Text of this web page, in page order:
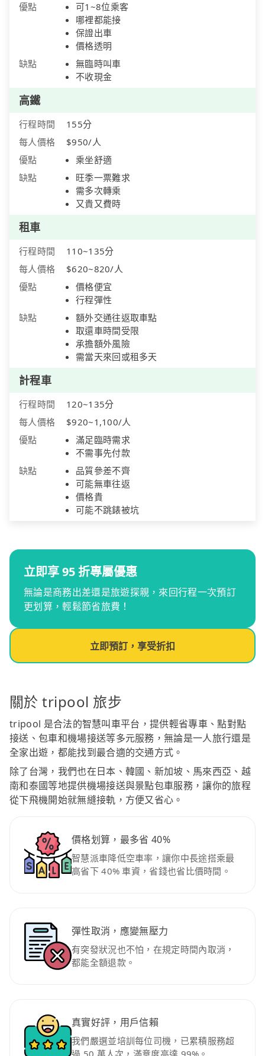
優點
可1~8位乘客
哪裡都能接
保證出車
價格透明
缺點
無臨時叫車
不收現金
高鐵
行程時間
155分
每人價格
$950/人
優點
乘坐舒適
缺點
旺季一票難求
需多次轉乘
又貴又費時
租車
行程時間
110~135分
每人價格
$620~820/人
優點
價格便宜
行程彈性
缺點
額外交通往返取車點
取還車時間受限
承擔額外風險
需當天來回或租多天
計程車
行程時間
120~135分
每人價格
$920~1,100/人
優點
滿足臨時需求
不需事先付款
缺點
品質參差不齊
可能無車往返
價格貴
可能不跳錶被坑
立即享 95 折專屬優惠
無論是商務出差還是旅遊探親，來回行程一次預訂
更划算，輕鬆節省旅費！
立即預訂，享受折扣
關於 tripool 旅步
tripool 是合法的智慧叫車平台，提供輕省專車、點對點
接送、包車和機場接送等多元服務，無論是一人旅行還是
全家出遊，都能找到最合適的交通方式。
除了台灣，我們也在日本、韓國、新加坡、馬來西亞、越
南和泰國等地提供機場接送與景點包車服務，讓你的旅程
從下飛機開始就無縫接軌，方便又省心。
價格划算，最多省 40%
智慧派車降低空車率，讓你中長途搭乘最
高省下 40% 車資，省錢也省比價時間。
彈性取消，應變無壓力
有突發狀況也不怕，在規定時間內取消，
都能全額退款。
真實好評，用戶信賴
我們嚴選並培訓每位司機，已累積服務超